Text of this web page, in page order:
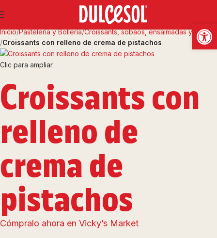
Inicio Pastelería y Bollería Croissants, sobaos, ensaimadas y fartons
Croissants con relleno de crema de pistachos
Clic para ampliar
Croissants con
relleno de
crema de
pistachos
Cómpralo ahora en Vicky’s Market